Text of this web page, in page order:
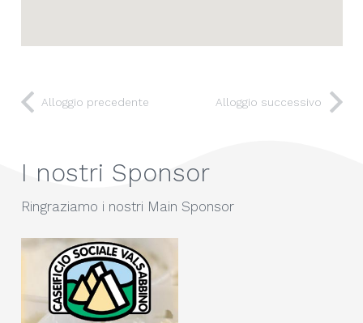
Alloggio precedente Alloggio successivo
I nostri Sponsor
Ringraziamo i nostri Main Sponsor